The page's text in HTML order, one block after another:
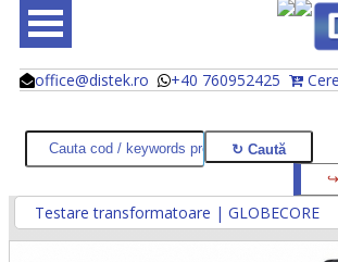
office@distek.ro +40 760952425
@
@
Testare transformatoare | GLOBECORE